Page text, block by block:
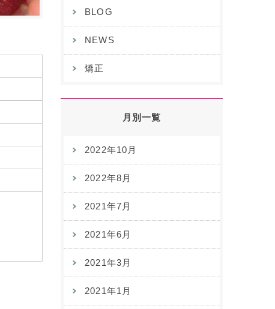
BLOG
NEWS
矯正
月別一覧
2022年10月
2022年8月
2021年7月
2021年6月
2021年3月
2021年1月